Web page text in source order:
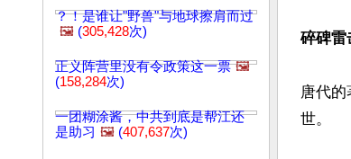
？！是谁让"野兽"与地球擦肩而过
🖼️ (305,428次)
正义阵营里没有令政策这一票 🖼️
(158,284次)
一团糊涂酱，中共到底是帮江还
是助习 🖼️ (407,637次)
碎碑雷
唐代的
世。